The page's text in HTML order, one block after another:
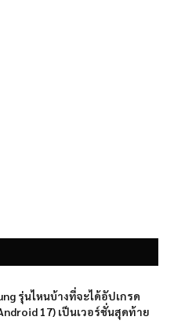
รุ่นไหนบ้างที่จะได้อัปเกรด
17) เป็นเวอร์ชั่นสุดท้าย